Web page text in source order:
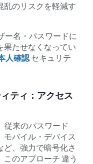
乱のリスクを軽減す
ー名・パスワードに
果たせなくなってい
人確認 セキュリテ
ティ：アクセス
従来のパスワード
モバイル・デバイス
、強力で暗号化さ
このアプローチ 違う